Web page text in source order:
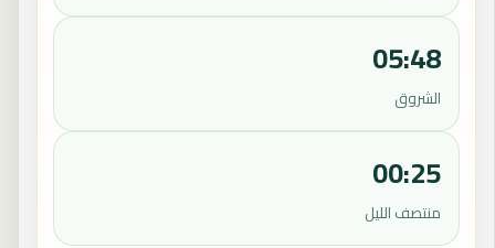
05:48
الشروق
00:25
منتصف الليل